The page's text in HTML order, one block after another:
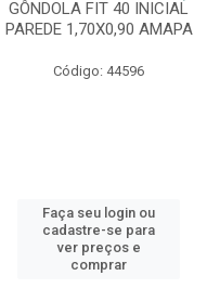
GÔNDOLA FIT 40 INICIAL
PAREDE 1,70X0,90 AMAPA
Código: 44596
Faça seu login ou
cadastre-se para
ver preços e
comprar